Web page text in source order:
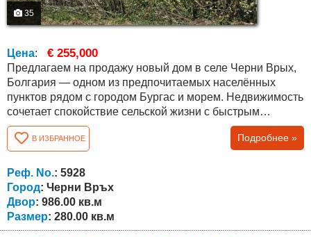
35
Цена: € 255,000
Предлагаем на продажу новый дом в селе Черни Врых,
Болгария — одном из предпочитаемых населённых
пунктов рядом с городом Бургас и морем. Недвижимость
сочетает спокойствие сельской жизни с быстрым
доступом к городу, аэропорту и побережью Чёрного
моря. Дом находится всего примерно в 10 км от Бургаса
и моря. Дом расположен на самостоятельном участке
площадью 986 кв.м и спроектирован с современной
архитектурой, удобной...
В ИЗБРАННОЕ Подробнее »
Реф. No.: 5928
Город: Черни Връх
Двор: 986.00 кв.м
Размер: 280.00 кв.м